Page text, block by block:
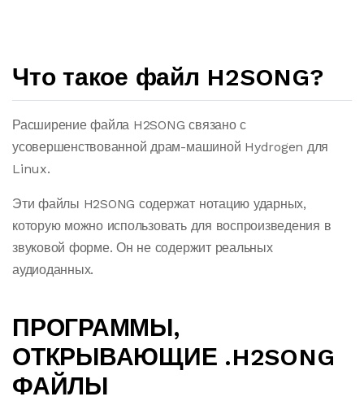
Что такое файл H2SONG?
Расширение файла H2SONG связано с
усовершенствованной драм-машиной Hydrogen для
Linux.
Эти файлы H2SONG содержат нотацию ударных,
которую можно использовать для воспроизведения в
звуковой форме. Он не содержит реальных
аудиоданных.
ПРОГРАММЫ,
ОТКРЫВАЮЩИЕ .H2SONG
ФАЙЛЫ